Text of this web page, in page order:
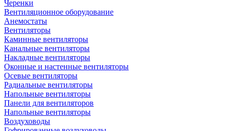
Черенки
Вентиляционное оборудование
Анемостаты
Вентиляторы
Каминные вентиляторы
Канальные вентиляторы
Накладные вентиляторы
Оконные и настенные вентиляторы
Осевые вентиляторы
Радиальные вентиляторы
Напольные вентиляторы
Панели для вентиляторов
Напольные вентиляторы
Воздуховоды